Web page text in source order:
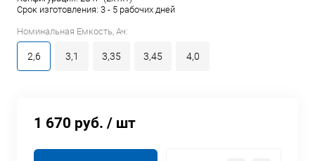
Срок изготовления: 3 - 5 рабочих дней
Номинальная Емкость, Ач:
2,6 3,1 3,35 3,45 4,0
1 670 руб. / шт